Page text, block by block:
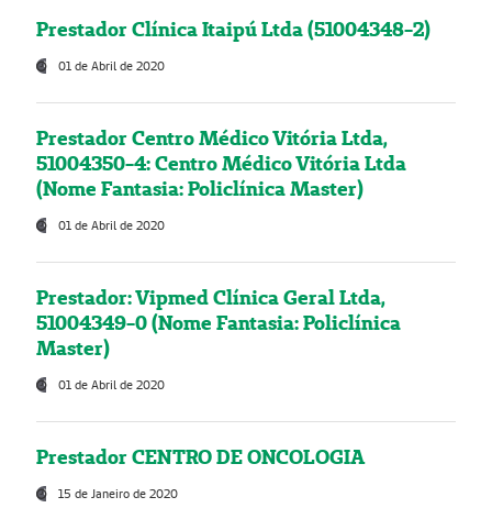
Prestador Clínica Itaipú Ltda (51004348-2)
01 de Abril de 2020
Prestador Centro Médico Vitória Ltda,
51004350-4: Centro Médico Vitória Ltda
(Nome Fantasia: Policlínica Master)
01 de Abril de 2020
Prestador: Vipmed Clínica Geral Ltda,
51004349-0 (Nome Fantasia: Policlínica
Master)
01 de Abril de 2020
Prestador CENTRO DE ONCOLOGIA
15 de Janeiro de 2020